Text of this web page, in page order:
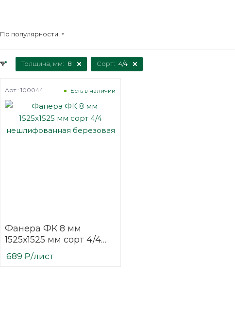
По популярности
Толщина, мм: 8 Сорт: 4/4
Фанера ФК 8 мм
1525х1525 мм сорт 4/4
нешлифованная
березовая
Есть в наличии
Арт.: 100044
689 ₽/лист